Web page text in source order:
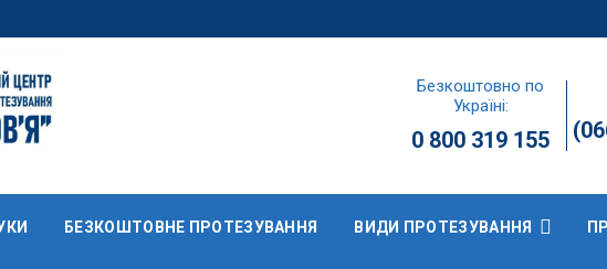
Безкоштовно по
Україні:
0 800 319 155
БЕЗКОШТОВНЕ ПРОТЕЗУВАННЯ ВИДИ ПРОТЕЗУВАННЯ